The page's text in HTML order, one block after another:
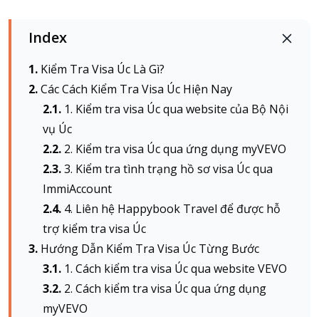
Instructions for booking tickets
Transfer information
Terms of Use
Privacy Policy
About HappyBook
About us
News
Contact us
Index
Kiểm Tra Visa Úc Là Gì?
Các Cách Kiểm Tra Visa Úc Hiện Nay
1. Kiểm tra visa Úc qua website của Bộ Nội
vụ Úc
2. Kiểm tra visa Úc qua ứng dụng myVEVO
3. Kiểm tra tình trạng hồ sơ visa Úc qua
ImmiAccount
4. Liên hệ Happybook Travel để được hỗ
trợ kiểm tra visa Úc
Hướng Dẫn Kiểm Tra Visa Úc Từng Bước
1. Cách kiểm tra visa Úc qua website VEVO
2. Cách kiểm tra visa Úc qua ứng dụng
myVEVO